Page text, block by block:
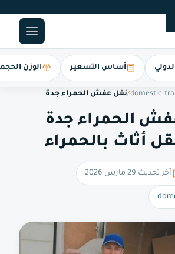
أساس التسعير الوزن
domestic-
/نقل عفش الحمراء جدة
الحمراء جدة
آخر تحديث 29 مارس 2026